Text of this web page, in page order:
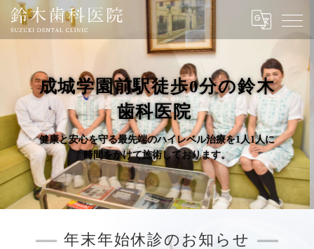
成城学園前駅徒歩0分の鈴木
歯科医院
健康と安心を守る最先端のハイレベル治療を1人1人に
時間をかけて施術しております。
年末年始休診のお知らせ